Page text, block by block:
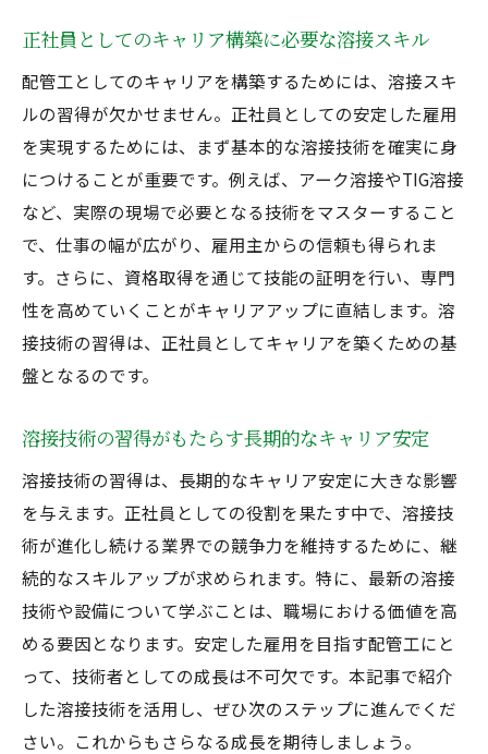
正社員としてのキャリア構築に必要な溶接スキル
配管工としてのキャリアを構築するためには、溶接スキ
ルの習得が欠かせません。正社員としての安定した雇用
を実現するためには、まず基本的な溶接技術を確実に身
につけることが重要です。例えば、アーク溶接やTIG溶接
など、実際の現場で必要となる技術をマスターすること
で、仕事の幅が広がり、雇用主からの信頼も得られま
す。さらに、資格取得を通じて技能の証明を行い、専門
性を高めていくことがキャリアアップに直結します。溶
接技術の習得は、正社員としてキャリアを築くための基
盤となるのです。
溶接技術の習得がもたらす長期的なキャリア安定
溶接技術の習得は、長期的なキャリア安定に大きな影響
を与えます。正社員としての役割を果たす中で、溶接技
術が進化し続ける業界での競争力を維持するために、継
続的なスキルアップが求められます。特に、最新の溶接
技術や設備について学ぶことは、職場における価値を高
める要因となります。安定した雇用を目指す配管工にと
って、技術者としての成長は不可欠です。本記事で紹介
した溶接技術を活用し、ぜひ次のステップに進んでくだ
さい。これからもさらなる成長を期待しましょう。